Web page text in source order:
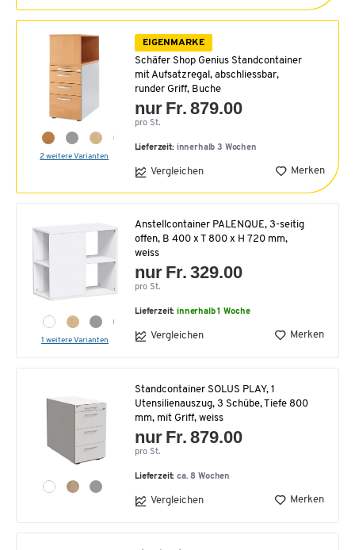
2 weitere Varianten
EIGENMARKE
Schäfer Shop Genius Standcontainer
mit Aufsatzregal, abschliessbar,
runder Griff, Buche
nur Fr. 879.00
pro St.
Lieferzeit: innerhalb 3 Wochen
Vergleichen Merken
1 weitere Varianten
Anstellcontainer PALENQUE, 3-seitig
offen, B 400 x T 800 x H 720 mm,
weiss
nur Fr. 329.00
pro St.
Lieferzeit:innerhalb 1 Woche
Vergleichen Merken
Standcontainer SOLUS PLAY, 1
Utensilienauszug, 3 Schübe, Tiefe 800
mm, mit Griff, weiss
nur Fr. 879.00
pro St.
Lieferzeit:ca. 8 Wochen
Vergleichen Merken